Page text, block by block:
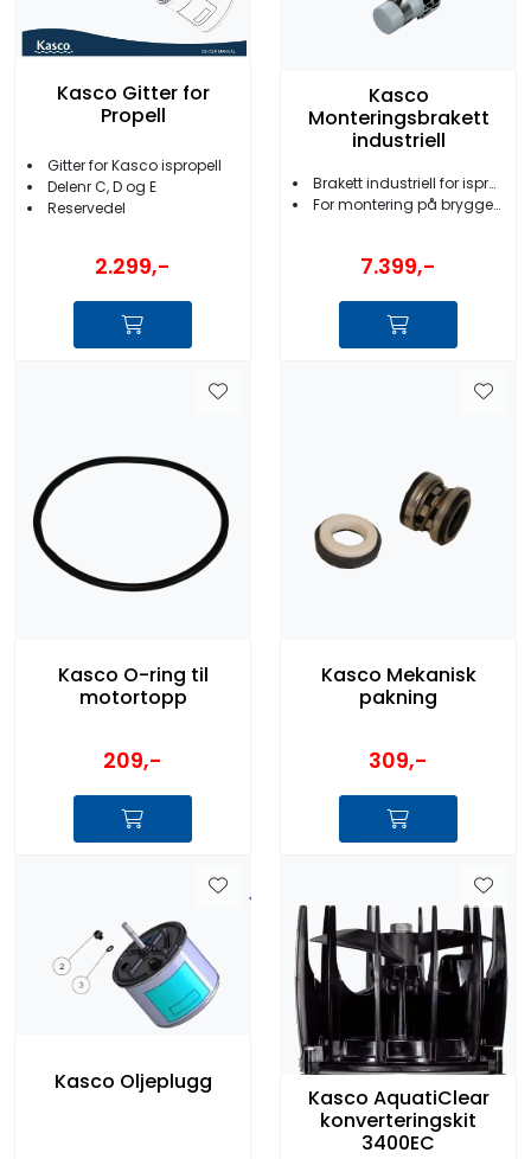
Kasco Gitter for
Propell
Gitter for Kasco ispropell
Delenr C, D og E
Reservedel
2.299,-
Kasco
Monteringsbrakett
industriell
Brakett industriell for ispropell og AquatiClear
For montering på brygge/påle/rør
7.399,-
Kasco O-ring til
motortopp
209,-
Kasco Mekanisk
pakning
309,-
Kasco Oljeplugg
Kasco AquatiClear
konverteringskit
3400EC